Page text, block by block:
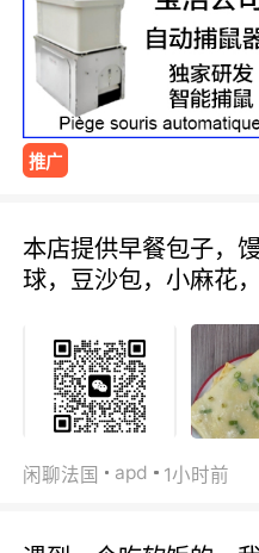
推广
本店提供早餐包子，
球，豆沙包，小麻花
闲聊法国 apd 1小时前